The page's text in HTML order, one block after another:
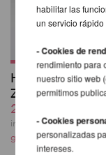
High Waist
Zebra - Pole
29,49 EUR
inkl. 21 % MwSt.exkl.
gastos de envio
habilitar las
un servicio rápido
- Cookies de
rendimiento para
nuestro sitio web
permitimos
- Cookies
personalizadas
intereses.